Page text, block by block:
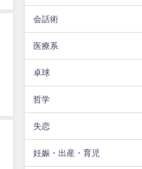
会話術
医療系
卓球
哲学
失恋
妊娠・出産・育児